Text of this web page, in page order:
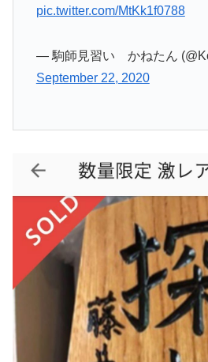
pic.twitter.com/MtKk1f0788
— 駒師見習い かねたん
September 22, 2020